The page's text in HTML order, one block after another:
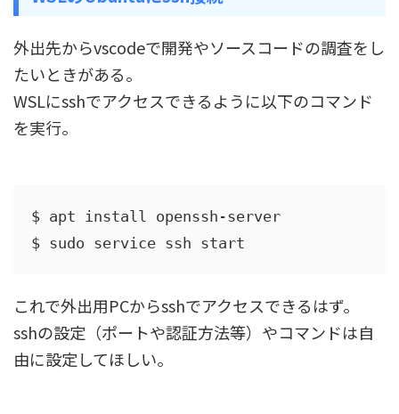
外出先からvscodeで開発やソースコードの調査をし
たいときがある。
WSLにsshでアクセスできるように以下のコマンド
を実行。
$ apt install openssh-server
$ sudo service ssh start
これで外出用PCからsshでアクセスできるはず。
sshの設定（ポートや認証方法等）やコマンドは自
由に設定してほしい。